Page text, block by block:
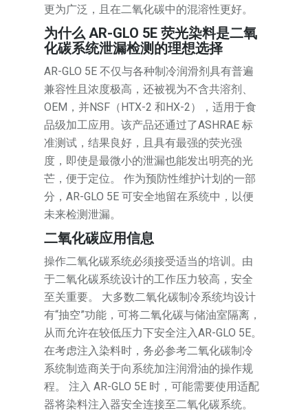
更为广泛，且在二氧化碳中的混溶性更好。
为什么 AR-GLO 5E 荧光染料是二氧
化碳系统泄漏检测的理想选择
AR-GLO 5E 不仅与各种制冷润滑剂具有普遍
兼容性且浓度极高，还被视为不含共溶剂、
OEM，并NSF（HTX-2 和HX-2），适用于食
品级加工应用。该产品还通过了ASHRAE 标
准测试，结果良好，且具有最强的荧光强
度，即使是最微小的泄漏也能发出明亮的光
芒，便于定位。 作为预防性维护计划的一部
分，AR-GLO 5E 可安全地留在系统中，以便
未来检测泄漏。
二氧化碳应用信息
操作二氧化碳系统必须接受适当的培训。由
于二氧化碳系统设计的工作压力较高，安全
至关重要。 大多数二氧化碳制冷系统均设计
有“抽空”功能，可将二氧化碳与储油室隔离，
从而允许在较低压力下安全注入AR-GLO 5E。
在考虑注入染料时，务必参考二氧化碳制冷
系统制造商关于向系统加注润滑油的操作规
程。 注入 AR-GLO 5E 时，可能需要使用适配
器将染料注入器安全连接至二氧化碳系统。